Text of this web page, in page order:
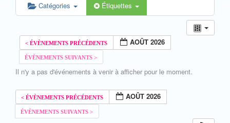
Catégories Étiquettes
AOÛT 2026
Il n'y a pas d'événements à venir à afficher pour le moment.
AOÛT 2026